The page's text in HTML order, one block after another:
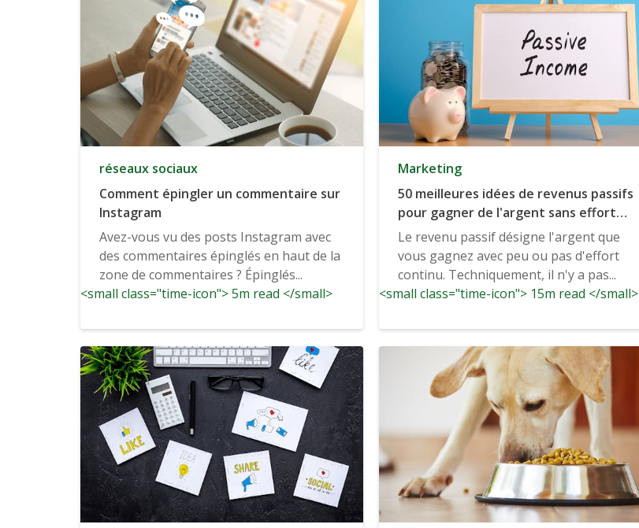
réseaux sociaux
Comment épingler un commentaire sur
Instagram
Avez-vous vu des posts Instagram avec
des commentaires épinglés en haut de la
zone de commentaires ? Épinglés...
<small class="time-icon"> 5m read </small>
Marketing
50 meilleures idées de revenus passifs
pour gagner de l'argent sans effort
continu
Le revenu passif désigne l'argent que
vous gagnez avec peu ou pas d'effort
continu. Techniquement, il n'y a pas...
<small class="time-icon"> 15m read </small>